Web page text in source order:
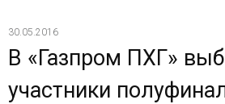
30.05.2016
В «Газпром ПХГ»
участники